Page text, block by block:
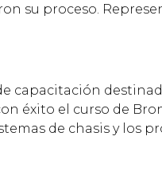
su proceso.
capacitación
éxito el curso de
de chasis y los